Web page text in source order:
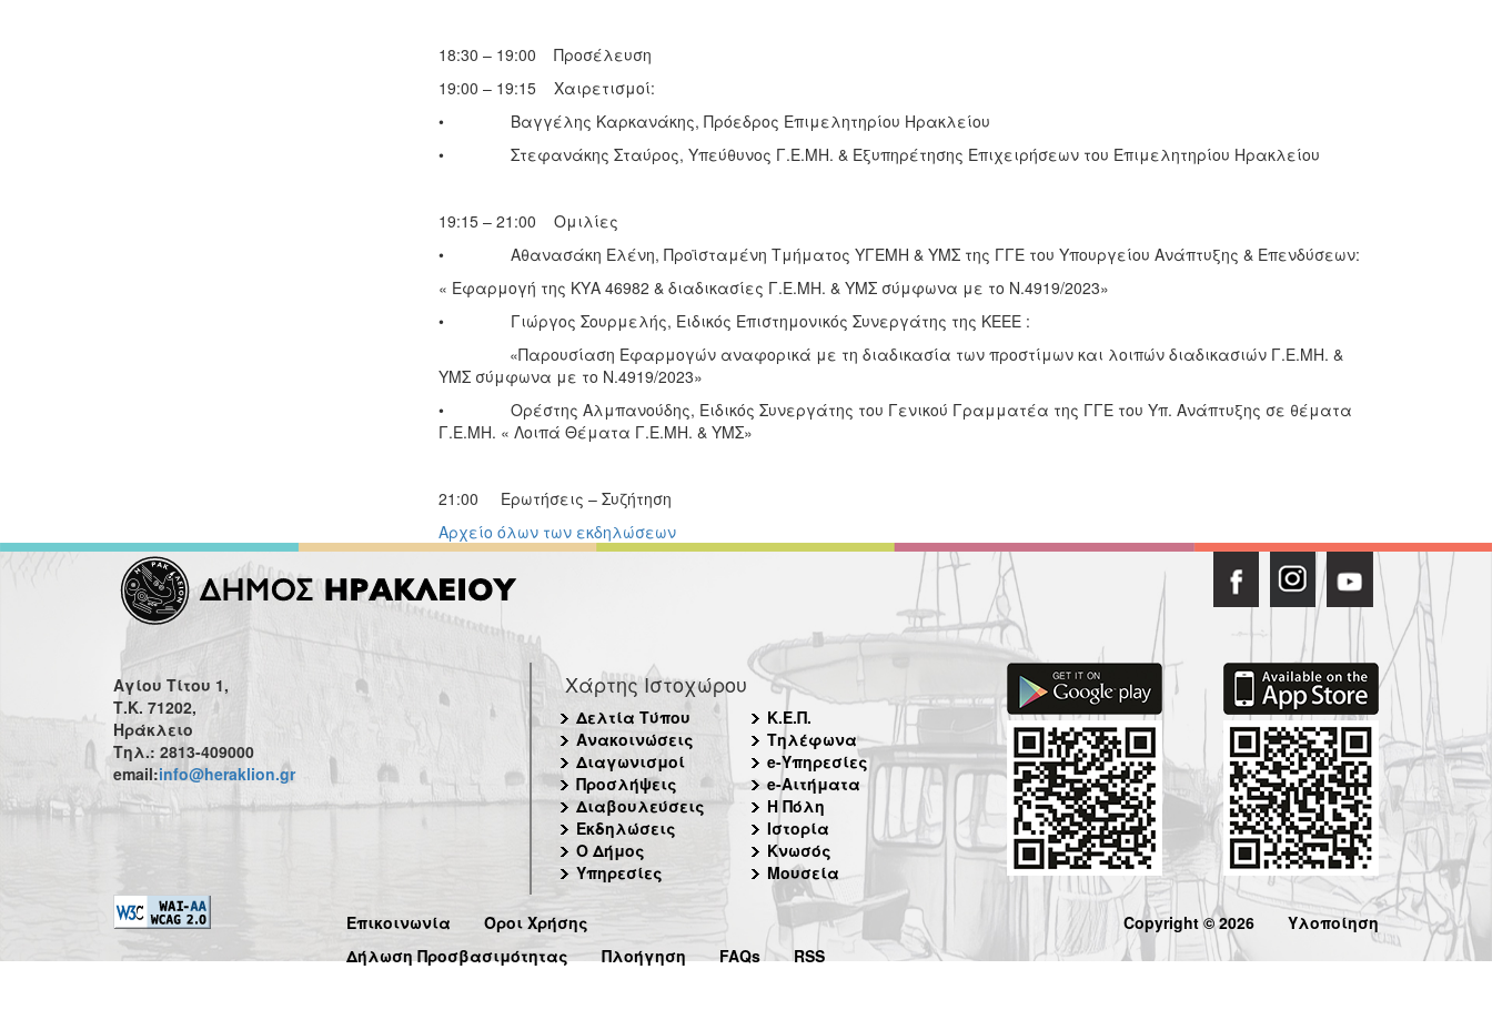
18:30 – 19:00 Προσέλευση
19:00 – 19:15 Χαιρετισμοί:
• Βαγγέλης Καρκανάκης, Πρόεδρος Επιμελητηρίου Ηρακλείου
• Στεφανάκης Σταύρος, Υπεύθυνος Γ.Ε.ΜΗ. & Εξυπηρέτησης Επιχειρήσεων του Επιμελητηρίου Ηρακλείου
19:15 – 21:00 Ομιλίες
• Αθανασάκη Ελένη, Προϊσταμένη Τμήματος ΥΓΕΜΗ & ΥΜΣ της ΓΓΕ του Υπουργείου Ανάπτυξης & Επενδύσεων:
« Εφαρμογή της ΚΥΑ 46982 & διαδικασίες Γ.Ε.ΜΗ. & ΥΜΣ σύμφωνα με το Ν.4919/2023»
• Γιώργος Σουρμελής, Ειδικός Επιστημονικός Συνεργάτης της ΚΕΕΕ :
«Παρουσίαση Εφαρμογών αναφορικά με τη διαδικασία των προστίμων και λοιπών διαδικασιών Γ.Ε.ΜΗ. &
ΥΜΣ σύμφωνα με το Ν.4919/2023»
• Ορέστης Αλμπανούδης, Ειδικός Συνεργάτης του Γενικού Γραμματέα της ΓΓΕ του Υπ. Ανάπτυξης σε θέματα
Γ.Ε.ΜΗ. « Λοιπά Θέματα Γ.Ε.ΜΗ. & ΥΜΣ»
21:00 Ερωτήσεις – Συζήτηση
Αρχείο όλων των εκδηλώσεων
Αγίου Τίτου 1,
Τ.Κ. 71202,
Ηράκλειο
Τηλ.: 2813-409000
email:info@heraklion.gr
Χάρτης Ιστοχώρου
Δελτία Τύπου
Ανακοινώσεις
Διαγωνισμοί
Προσλήψεις
Διαβουλεύσεις
Εκδηλώσεις
Ο Δήμος
Υπηρεσίες
Κ.Ε.Π.
Τηλέφωνα
e-Υπηρεσίες
e-Αιτήματα
Η Πόλη
Ιστορία
Κνωσός
Μουσεία
Επικοινωνία
Όροι Χρήσης
Δήλωση Προσβασιμότητας
Πλοήγηση FAQs RSS
Copyright © 2026 Υλοποίηση